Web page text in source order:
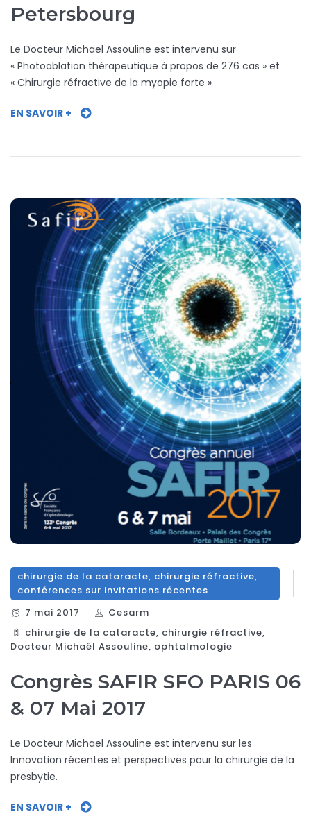
Petersbourg
Le Docteur Michael Assouline est intervenu sur
« Photoablation thérapeutique à propos de 276 cas » et
« Chirurgie réfractive de la myopie forte »
EN SAVOIR +
chirurgie de la cataracte, chirurgie réfractive,
conférences sur invitations récentes
7 mai 2017
Cesarm
chirurgie de la cataracte, chirurgie réfractive,
Docteur Michaël Assouline, ophtalmologie
Congrès SAFIR SFO PARIS 06
& 07 Mai 2017
Le Docteur Michael Assouline est intervenu sur les
Innovation récentes et perspectives pour la chirurgie de la
presbytie.
EN SAVOIR +